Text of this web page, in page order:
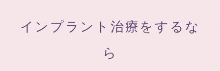
インプラント治療をするな
ら